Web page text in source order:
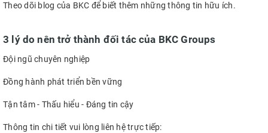
Theo dõi blog của BKC để biết thêm những thông tin hữu ích.
3 lý do nên trở thành đối tác của BKC Groups
Đội ngũ chuyên nghiệp
Đồng hành phát triển bền vững
Tận tâm - Thấu hiểu - Đáng tin cậy
Thông tin chi tiết vui lòng liên hệ trực tiếp: